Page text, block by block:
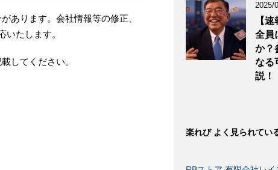
あります。会社情報等の修正、
いたします。
してください。
2025/
【
全員
か？
なる
説！
楽れび よく見られてい